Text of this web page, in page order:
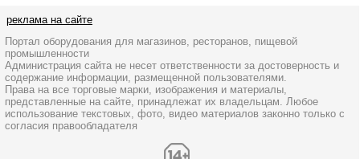
реклама на сайте
Портал оборудования для магазинов, ресторанов, пищевой
промышленности
Администрация сайта не несет ответственности за достоверность и
содержание информации, размещенной пользователями.
Права на все торговые марки, изображения и материалы,
представленные на сайте, принадлежат их владельцам. Любое
использование текстовых, фото, видео материалов законно только с
согласия правообладателя